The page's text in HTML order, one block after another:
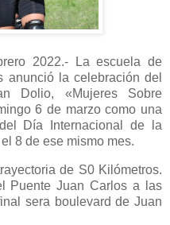
2022.- La escuela de
anunció la celebración del
Dolio, «Mujeres Sobre
6 de marzo como una
Día Internacional de la
8 de ese mismo mes.
de S0 Kilómetros.
Puente Juan Carlos a las
sera boulevard de Juan